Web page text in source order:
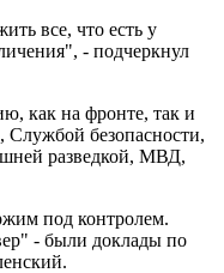
все, что есть у
- подчеркнул
как на фронте, так и
безопасности,
разведкой, МВД,
под контролем.
- были доклады по